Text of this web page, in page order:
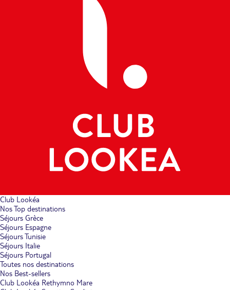
Club Lookéa
Nos Top destinations
Séjours Grèce
Séjours Espagne
Séjours Tunisie
Séjours Italie
Séjours Portugal
Toutes nos destinations
Nos Best-sellers
Club Lookéa Rethymno Mare